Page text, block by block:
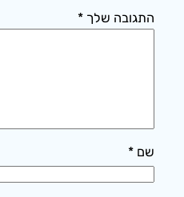
התגובה שלך *
שם *